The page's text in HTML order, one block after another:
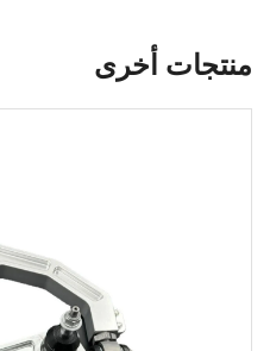
منتجات أخرى